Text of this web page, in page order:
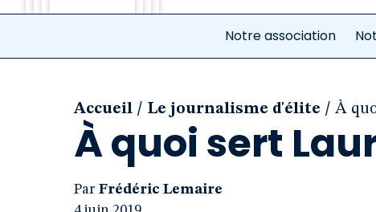
Notre association
Accueil / Le journalisme d'élite / À
À quoi sert
Par Frédéric Lemaire